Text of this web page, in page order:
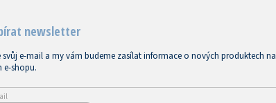
newsletter
svůj e-mail a my vám budeme zasílat informace o nových produktech na
e-shopu.